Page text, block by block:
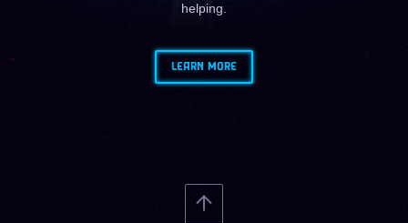
helping.
LEARN MORE